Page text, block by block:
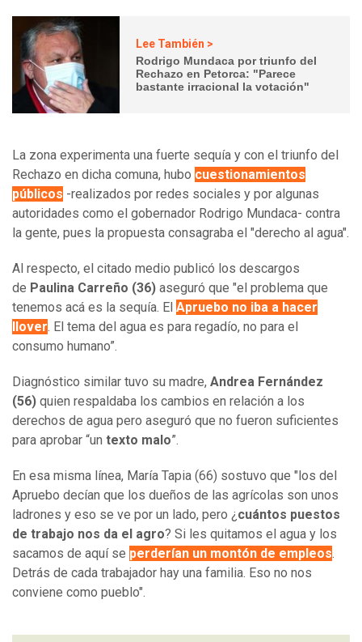
Lee También >
Rodrigo Mundaca por triunfo del
Rechazo en Petorca: "Parece
bastante irracional la votación"
La zona experimenta una fuerte sequía y con el triunfo del
Rechazo en dicha comuna, hubo cuestionamientos
públicos -realizados por redes sociales y por algunas
autoridades como el gobernador Rodrigo Mundaca- contra
la gente, pues la propuesta consagraba el "derecho al agua".
Al respecto, el citado medio publicó los descargos
de Paulina Carreño (36) aseguró que "el problema que
tenemos acá es la sequía. El Apruebo no iba a hacer
llover. El tema del agua es para regadío, no para el
consumo humano”.
Diagnóstico similar tuvo su madre, Andrea Fernández
(56) quien respaldaba los cambios en relación a los
derechos de agua pero aseguró que no fueron suficientes
para aprobar “un texto malo”.
En esa misma línea, María Tapia (66) sostuvo que "los del
Apruebo decían que los dueños de las agrícolas son unos
ladrones y eso se ve por un lado, pero ¿ cuántos puestos
de trabajo nos da el agro? Si les quitamos el agua y los
sacamos de aquí se perderían un montón de empleos.
Detrás de cada trabajador hay una familia. Eso no nos
conviene como pueblo".